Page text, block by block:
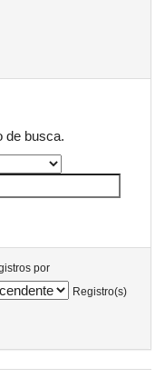
de busca.
por
Registro(s)